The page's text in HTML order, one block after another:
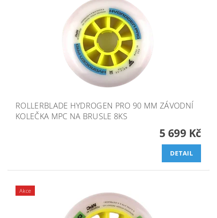
ROLLERBLADE HYDROGEN PRO 90 MM ZÁVODNÍ
KOLEČKA MPC NA BRUSLE 8KS
5 699 Kč
DETAIL
Akce